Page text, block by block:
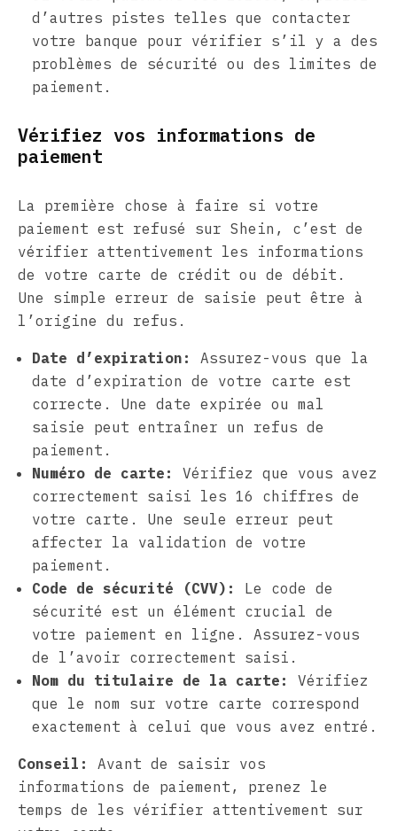
d’autres pistes telles que contacter
votre banque pour vérifier s’il y a des
problèmes de sécurité ou des limites de
paiement.
Vérifiez vos informations de
paiement
La première chose à faire si votre
paiement est refusé sur Shein, c’est de
vérifier attentivement les informations
de votre carte de crédit ou de débit.
Une simple erreur de saisie peut être à
l’origine du refus.
Date d’expiration:
Assurez-vous que la
date d’expiration de votre carte est
correcte. Une date expirée ou mal
saisie peut entraîner un refus de
paiement.
Numéro de carte:
Vérifiez que vous avez
correctement saisi les 16 chiffres de
votre carte. Une seule erreur peut
affecter la validation de votre
paiement.
Code de sécurité (CVV):
Le code de
sécurité est un élément crucial de
votre paiement en ligne. Assurez-vous
de l’avoir correctement saisi.
Nom du titulaire de la carte:
Vérifiez
que le nom sur votre carte correspond
exactement à celui que vous avez entré.
Conseil:
Avant de saisir vos
informations de paiement, prenez le
temps de les vérifier attentivement sur